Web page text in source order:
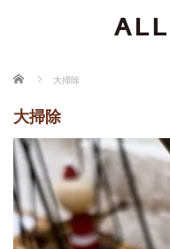
ホーム 大掃除
大掃除